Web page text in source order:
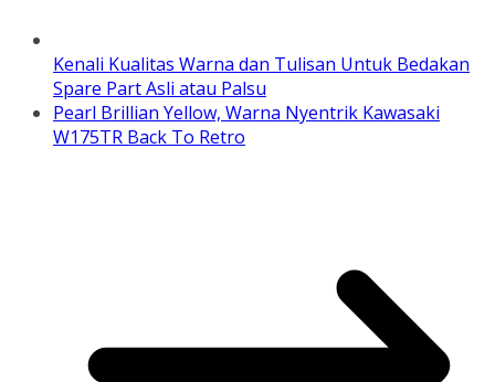
Kenali Kualitas Warna dan Tulisan Untuk Bedakan
Spare Part Asli atau Palsu
Pearl Brillian Yellow, Warna Nyentrik Kawasaki
W175TR Back To Retro